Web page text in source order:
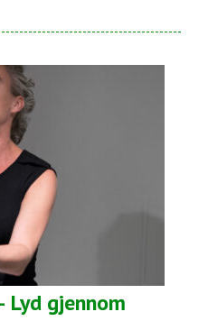
Lyd gjennom